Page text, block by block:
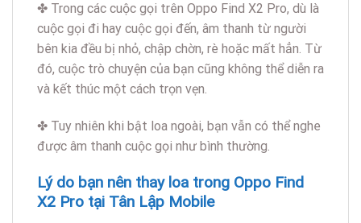
✤ Trong các cuộc gọi trên Oppo Find X2 Pro, dù là
cuộc gọi đi hay cuộc gọi đến, âm thanh từ người
bên kia đều bị nhỏ, chập chờn, rè hoặc mất hẳn. Từ
đó, cuộc trò chuyện của bạn cũng không thể diễn ra
và kết thúc một cách trọn vẹn.
✤ Tuy nhiên khi bật loa ngoài, bạn vẫn có thể nghe
được âm thanh cuộc gọi như bình thường.
Lý do bạn nên thay loa trong Oppo Find
X2 Pro tại Tân Lập Mobile